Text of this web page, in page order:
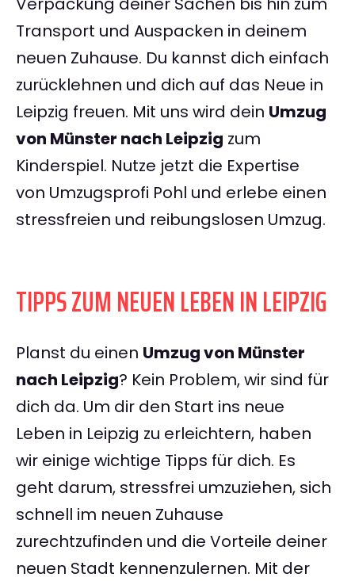
Transport und Auspacken in deinem
neuen Zuhause. Du kannst dich einfach
zurücklehnen und dich auf das Neue in
Leipzig freuen. Mit uns wird dein Umzug
von Münster nach Leipzig zum
Kinderspiel. Nutze jetzt die Expertise
von Umzugsprofi Pohl und erlebe einen
stressfreien und reibungslosen Umzug.
TIPPS ZUM NEUEN LEBEN IN LEIPZIG
Planst du einen Umzug von Münster
nach Leipzig? Kein Problem, wir sind für
dich da. Um dir den Start ins neue
Leben in Leipzig zu erleichtern, haben
wir einige wichtige Tipps für dich. Es
geht darum, stressfrei umzuziehen, sich
schnell im neuen Zuhause
zurechtzufinden und die Vorteile deiner
neuen Stadt kennenzulernen. Mit der